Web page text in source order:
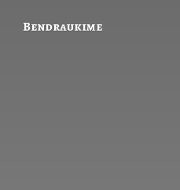
Bendraukime